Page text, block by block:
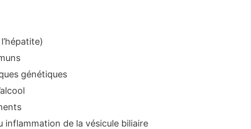
génétiques
inflammation de la vésicule biliaire